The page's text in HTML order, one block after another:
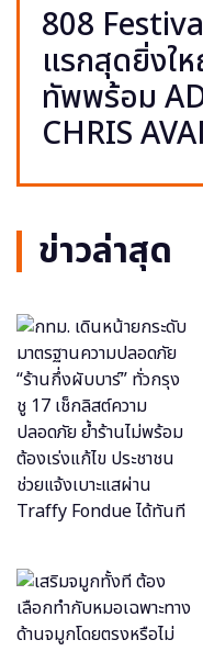
808
แรกสุดยิ่งใ
ทัพพร้อม
CHRIS
ข่าวล่าสุด